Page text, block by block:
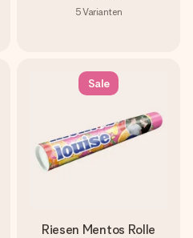
5Varianten
Sale
Riesen Mentos Rolle